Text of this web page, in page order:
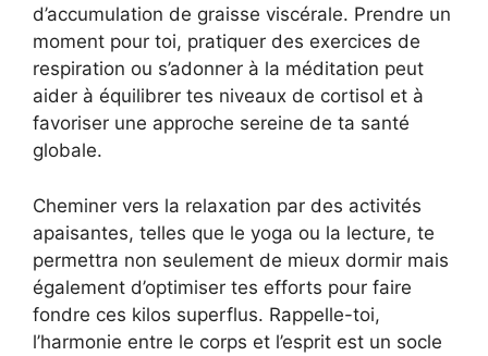
d’accumulation de graisse viscérale. Prendre un
moment pour toi, pratiquer des exercices de
respiration ou s’adonner à la méditation peut
aider à équilibrer tes niveaux de cortisol et à
favoriser une approche sereine de ta santé
globale.
Cheminer vers la relaxation par des activités
apaisantes, telles que le yoga ou la lecture, te
permettra non seulement de mieux dormir mais
également d’optimiser tes efforts pour faire
fondre ces kilos superflus. Rappelle-toi,
l’harmonie entre le corps et l’esprit est un socle